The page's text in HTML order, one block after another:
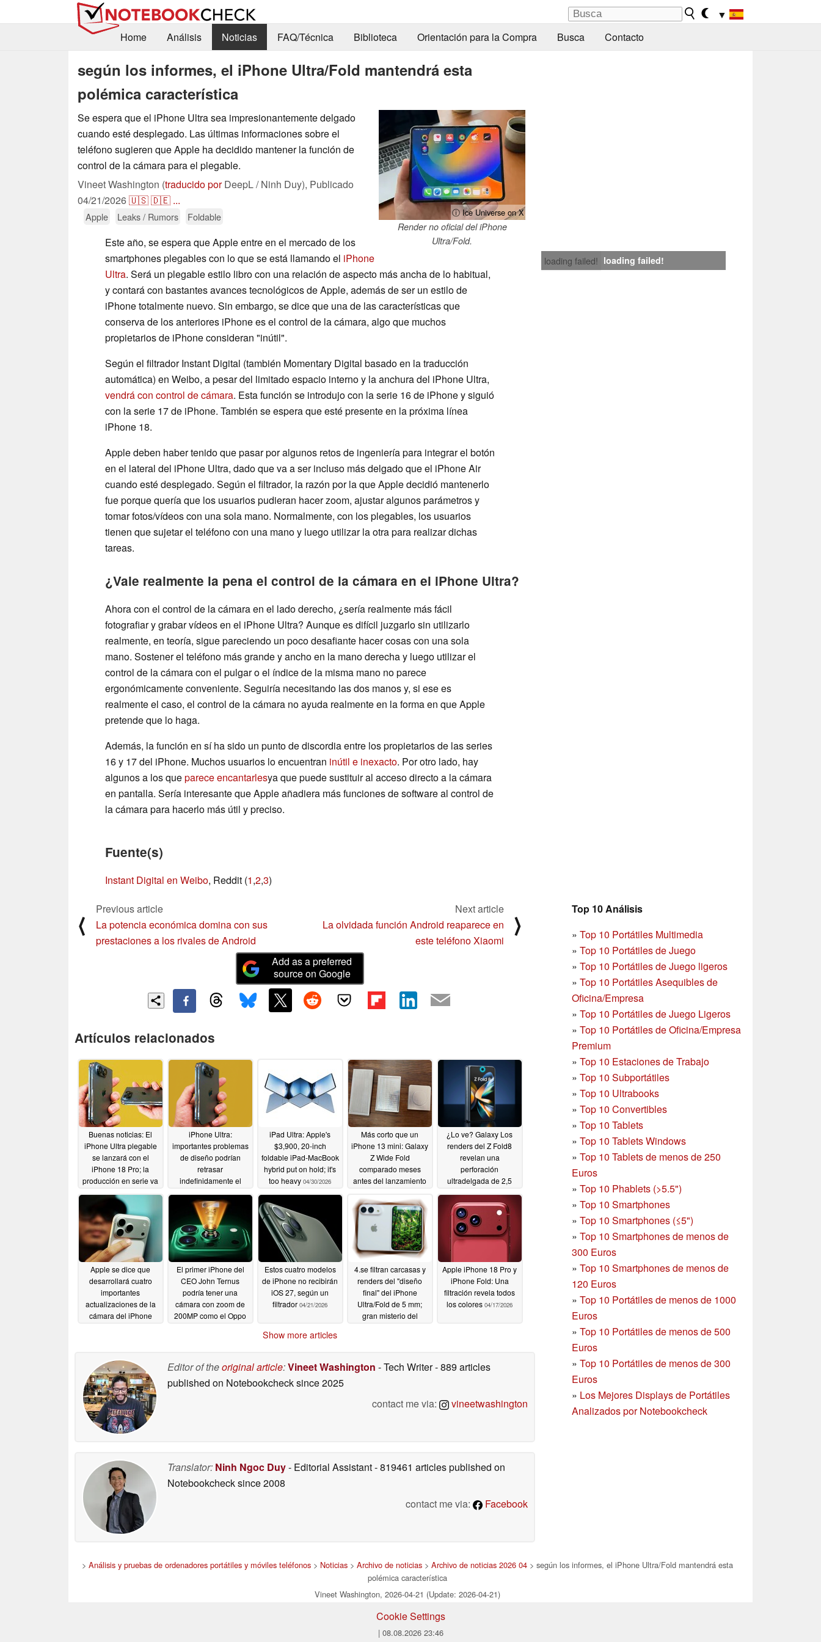
▼
Home
Análisis Noticias FAQ/Técnica Biblioteca Orientación para la Compra Busca Contacto
según los informes, el iPhone Ultra/Fold mantendrá esta
polémica característica
ⓘ Ice Universe on X
Render no oficial del iPhone
Ultra/Fold.
Se espera que el iPhone Ultra sea impresionantemente delgado
cuando esté desplegado. Las últimas informaciones sobre el
teléfono sugieren que Apple ha decidido mantener la función de
control de la cámara para el plegable.
Vineet Washington (traducido porDeepL / Ninh Duy), Publicado
04/21/2026🇺🇸🇩🇪 ...
Apple Leaks / Rumors Foldable
loading failed! loading failed!
Este año, se espera que Apple entre en el mercado de los
smartphones plegables con lo que se está llamando el iPhone
Ultra. Será un plegable estilo libro con una relación de aspecto más ancha de lo habitual,
y contará con bastantes avances tecnológicos de Apple, además de ser un estilo de
iPhone totalmente nuevo. Sin embargo, se dice que una de las características que
conserva de los anteriores iPhone es el control de la cámara, algo que muchos
propietarios de iPhone consideran "inútil".
Según el filtrador Instant Digital (también Momentary Digital basado en la traducción
automática) en Weibo, a pesar del limitado espacio interno y la anchura del iPhone Ultra,
vendrá con control de cámara. Esta función se introdujo con la serie 16 de iPhone y siguió
con la serie 17 de iPhone. También se espera que esté presente en la próxima línea
iPhone 18.
Apple deben haber tenido que pasar por algunos retos de ingeniería para integrar el botón
en el lateral del iPhone Ultra, dado que va a ser incluso más delgado que el iPhone Air
cuando esté desplegado. Según el filtrador, la razón por la que Apple decidió mantenerlo
fue porque quería que los usuarios pudieran hacer zoom, ajustar algunos parámetros y
tomar fotos/vídeos con una sola mano. Normalmente, con los plegables, los usuarios
tienen que sujetar el teléfono con una mano y luego utilizar la otra para realizar dichas
tareas.
¿Vale realmente la pena el control de la cámara en el iPhone Ultra?
Ahora con el control de la cámara en el lado derecho, ¿sería realmente más fácil
fotografiar y grabar vídeos en el iPhone Ultra? Aunque es difícil juzgarlo sin utilizarlo
realmente, en teoría, sigue pareciendo un poco desafiante hacer cosas con una sola
mano. Sostener el teléfono más grande y ancho en la mano derecha y luego utilizar el
control de la cámara con el pulgar o el índice de la misma mano no parece
ergonómicamente conveniente. Seguiría necesitando las dos manos y, si ese es
realmente el caso, el control de la cámara no ayuda realmente en la forma en que Apple
pretende que lo haga.
Además, la función en sí ha sido un punto de discordia entre los propietarios de las series
16 y 17 del iPhone. Muchos usuarios lo encuentran inútil e inexacto. Por otro lado, hay
algunos a los queparece encantarlesya que puede sustituir al acceso directo a la cámara
en pantalla. Sería interesante que Apple añadiera más funciones de software al control de
la cámara para hacerlo más útil y preciso.
Fuente(s)
Instant Digital en Weibo, Reddit (1,2,3)
Top 10 Análisis
» Top 10 Portátiles Multimedia
» Top 10 Portátiles de Juego
» Top 10 Portátiles de Juego ligeros
» Top 10 Portátiles Asequibles de
Oficina/Empresa
» Top 10 Portátiles de Juego Ligeros
» Top 10 Portátiles de Oficina/Empresa
Premium
» Top 10 Estaciones de Trabajo
» Top 10 Subportátiles
» Top 10 Ultrabooks
» Top 10 Convertibles
» Top 10 Tablets
» Top 10 Tablets Windows
» Top 10 Tablets de menos de 250
Euros
» Top 10 Phablets (>5.5")
» Top 10 Smartphones
» Top 10 Smartphones (≤5")
» Top 10 Smartphones de menos de
300 Euros
» Top 10 Smartphonesde menos de
120 Euros
» Top 10 Portátiles de menos de 1000
Euros
» Top 10 Portátiles de menos de 500
Euros
» Top 10 Portátiles de menos de 300
Euros
» Los Mejores Displays de Portátiles
Analizados por Notebookcheck
⟨
Previous article
La potencia económica domina con sus
prestaciones a los rivales de Android
Next article
La olvidada función Android reaparece en
este teléfono Xiaomi
⟩
Add as a preferred
source on Google
Artículos relacionados
Buenas noticias: El
iPhone Ultra plegable
se lanzará con el
iPhone 18 Pro; la
producción en serie va
según la última
filtración05/20/2026
iPhone Ultra:
importantes problemas
de diseño podrían
retrasar
indefinidamente el
según información
filtrada05/17/2026
iPad Ultra: Apple's
$3,900, 20-inch
foldable iPad-MacBook
hybrid put on hold; it's
too heavy 04/30/2026
Más corto que un
iPhone 13 mini: Galaxy
Z Wide Fold
comparado meses
antes del lanzamiento
04/27/2026
¿Lo ve? Galaxy Los
renders del Z Fold8
revelan una
perforación
ultradelgada de 2,5
pantalla04/25/2026
Apple se dice que
desarrollará cuatro
importantes
actualizaciones de la
cámara del iPhone
El primer iPhone del
CEO John Ternus
podría tener una
cámara con zoom de
200MP como el Oppo
Estos cuatro modelos
de iPhone no recibirán
iOS 27, según un
filtrador 04/21/2026
4.se filtran carcasas y
renders del "diseño
final" del iPhone
Ultra/Fold de 5 mm;
gran misterio del
Apple iPhone 18 Pro y
iPhone Fold: Una
filtración revela todos
los colores 04/17/2026
Show more articles
Editor of theoriginal article:Vineet Washington - Tech Writer- 889 articles
published on Notebookchecksince 2025
contact me via:
vineetwashington
Translator: Ninh Ngoc Duy- Editorial Assistant- 819461 articles published on
Notebookchecksince 2008
contact me via:
Facebook
> Análisis y pruebas de ordenadores portátiles y móviles teléfonos > Noticias > Archivo de noticias > Archivo de noticias 2026 04 > según los informes, el iPhone Ultra/Fold mantendrá esta
polémica característica
Vineet Washington, 2026-04-21 (Update: 2026-04-21)
Cookie Settings
| 08.08.2026 23:46